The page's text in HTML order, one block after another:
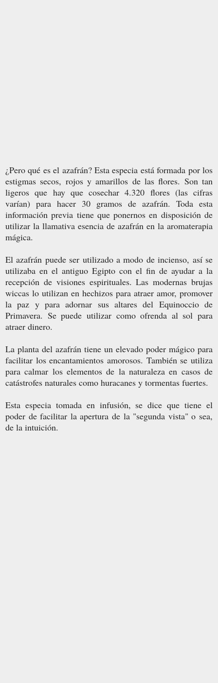
¿Pero qué es el azafrán? Esta especia está formada por los
estigmas secos, rojos y amarillos de las flores. Son tan
ligeros que hay que cosechar 4.320 flores (las cifras
varían) para hacer 30 gramos de azafrán. Toda esta
información previa tiene que ponernos en disposición de
utilizar la llamativa esencia de azafrán en la aromaterapia
mágica.
El azafrán puede ser utilizado a modo de incienso, así se
utilizaba en el antiguo Egipto con el fin de ayudar a la
recepción de visiones espirituales. Las modernas brujas
wiccas lo utilizan en hechizos para atraer amor, promover
la paz y para adornar sus altares del Equinoccio de
Primavera. Se puede utilizar como ofrenda al sol para
atraer dinero.
La planta del azafrán tiene un elevado poder mágico para
facilitar los encantamientos amorosos. También se utiliza
para calmar los elementos de la naturaleza en casos de
catástrofes naturales como huracanes y tormentas fuertes.
Esta especia tomada en infusión, se dice que tiene el
poder de facilitar la apertura de la "segunda vista" o sea,
de la intuición.